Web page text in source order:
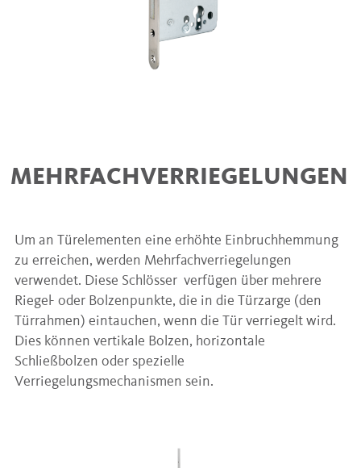
MEHRFACHVERRIEGELUNGEN
Um an Türelementen eine erhöhte Einbruchhemmung
zu erreichen, werden Mehrfachverriegelungen
verwendet. Diese Schlösser verfügen über mehrere
Riegel- oder Bolzenpunkte, die in die Türzarge (den
Türrahmen) eintauchen, wenn die Tür verriegelt wird.
Dies können vertikale Bolzen, horizontale
Schließbolzen oder spezielle
Verriegelungsmechanismen sein.